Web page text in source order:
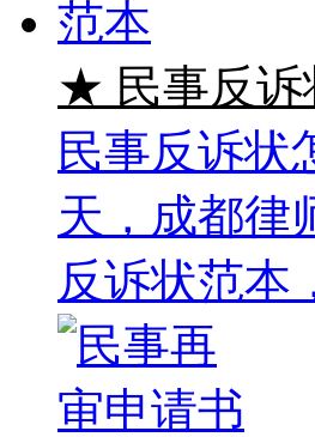
★ 民事反诉
民事反诉状
天，成都律
反诉状范本